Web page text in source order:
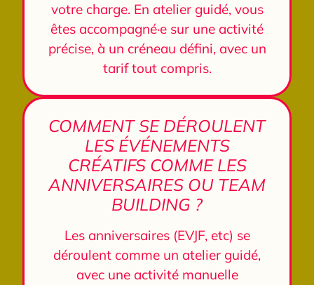
votre charge. En atelier guidé, vous
êtes accompagné·e sur une activité
précise, à un créneau défini, avec un
tarif tout compris.
COMMENT SE DÉROULENT
LES ÉVÉNEMENTS
CRÉATIFS COMME LES
ANNIVERSAIRES OU TEAM
BUILDING ?
Les anniversaires (EVJF, etc) se
déroulent comme un atelier guidé,
avec une activité manuelle